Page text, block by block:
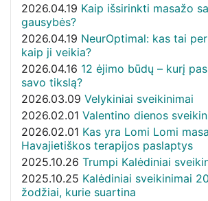
2026.04.19 Kaip išsirinkti masažo
gausybės?
2026.04.19 NeurOptimal: kas tai
kaip ji veikia?
2026.04.16 12 ėjimo būdų – kurį
savo tikslą?
2026.03.09 Velykiniai sveikinimai
2026.02.01 Valentino dienos
2026.02.01 Kas yra Lomi Lomi
Havajietiškos terapijos paslaptys
2025.10.26 Trumpi Kalėdiniai
2025.10.25 Kalėdiniai sveikinimai
žodžiai, kurie suartina